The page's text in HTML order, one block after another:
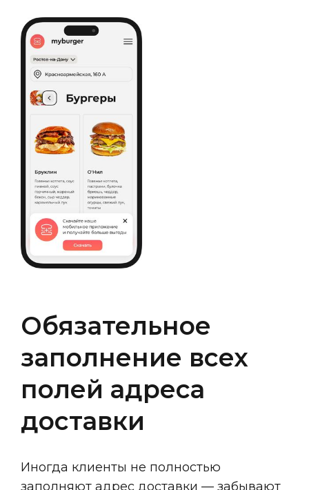
Обязательное
заполнение всех
полей адреса
доставки
Иногда клиенты не полностью
заполняют адрес доставки — забывают